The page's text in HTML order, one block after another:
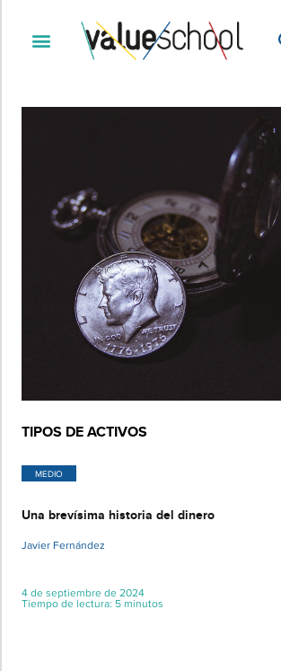
TIPOS DE ACTIVOS
MEDIO
​​Una brevísima historia del dinero​
Javier Fernández
4 de septiembre de 2024
Tiempo de lectura: 5 minutos